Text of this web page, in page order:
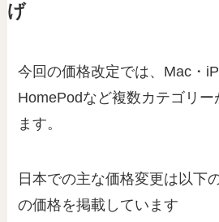
げ
今回の価格改定では、Mac・
HomePodなど複数カテゴリ
ます。
日本での主な価格変更は以下
の価格を掲載しています